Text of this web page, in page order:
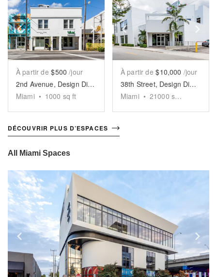
Show previous slide Show next slide
À partir de $500 /jour
2nd Avenue, Design District - The Design Boutique
Miami • 1000 sq ft
Show previous slide
À partir de $10,000 /jour
38th Street, Design District - The White Industrial Space
Miami • 21000 sq ft
DÉCOUVRIR PLUS D’ESPACES
All Miami Spaces
Show previous slide